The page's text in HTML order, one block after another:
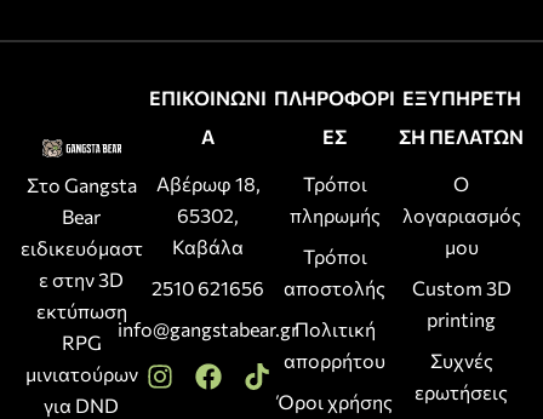
Στο Gangsta
Bear
ειδικευόμαστ
ε στην 3D
εκτύπωση
RPG
μινιατούρων
για DND
ΕΠΙΚΟΙΝΩΝΙ
Α
Αβέρωφ 18,
65302,
Καβάλα
2510 621656
info@gangstabear.gr
ΠΛΗΡΟΦΟΡΙ
ΕΣ
Τρόποι
πληρωμής
Τρόποι
αποστολής
Πολιτική
απορρήτου
Όροι χρήσης
ΕΞΥΠΗΡΕΤΗ
ΣΗ ΠΕΛΑΤΩΝ
Ο
λογαριασμός
μου
Custom 3D
printing
Συχνές
ερωτήσεις